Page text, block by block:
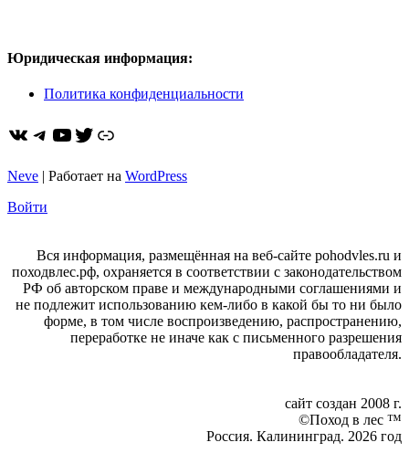
Юридическая информация:
Политика конфиденциальности
ВКонтакте
Telegram
YouTube
Twitter
https://dzen.ru/pohodvles
Neve | Работает на WordPress
Войти
Вся информация, размещённая на веб-сайте pohodvles.ru и
походвлес.рф, охраняется в соответствии с законодательством
РФ об авторском праве и международными соглашениями и
не подлежит использованию кем-либо в какой бы то ни было
форме, в том числе воспроизведению, распространению,
переработке не иначе как с письменного разрешения
правообладателя.
сайт создан 2008 г.
©Поход в лес ™
Россия. Калининград. 2026 год